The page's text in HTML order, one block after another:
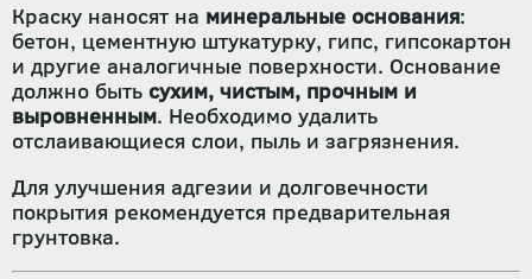
Краску наносят на минеральные основания:
бетон, цементную штукатурку, гипс, гипсокартон
и другие аналогичные поверхности. Основание
должно быть сухим, чистым, прочным и
выровненным. Необходимо удалить
отслаивающиеся слои, пыль и загрязнения.
Для улучшения адгезии и долговечности
покрытия рекомендуется предварительная
грунтовка.